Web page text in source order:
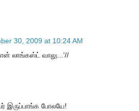
30, 2009 at 10:24 AM
லாங்கஸ்ட் வாலு...’//
இருப்பாங்க போலயே!